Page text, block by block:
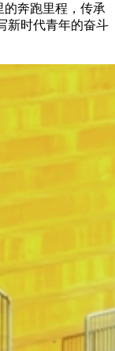
的奔跑里程，传承
新时代青年的奋斗